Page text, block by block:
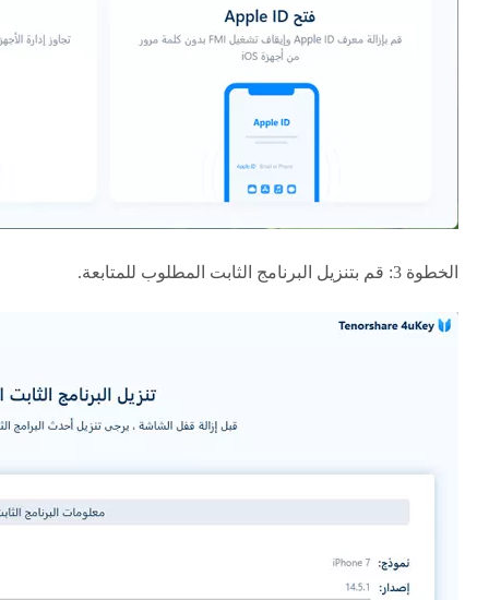
الخطوة 3: قم بتنزيل البرنامج الثابت المطلوب للمتابعة.